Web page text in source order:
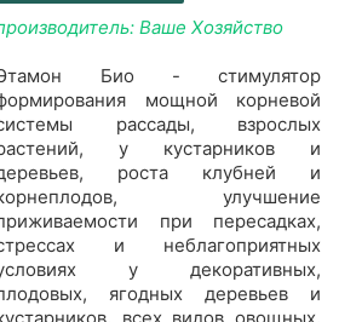
Ваше Хозяйство
Био - стимулятор
мощной корневой
рассады, взрослых
у кустарников и
роста клубней и
улучшение
при пересадках,
и неблагоприятных
у декоративных,
ягодных деревьев и